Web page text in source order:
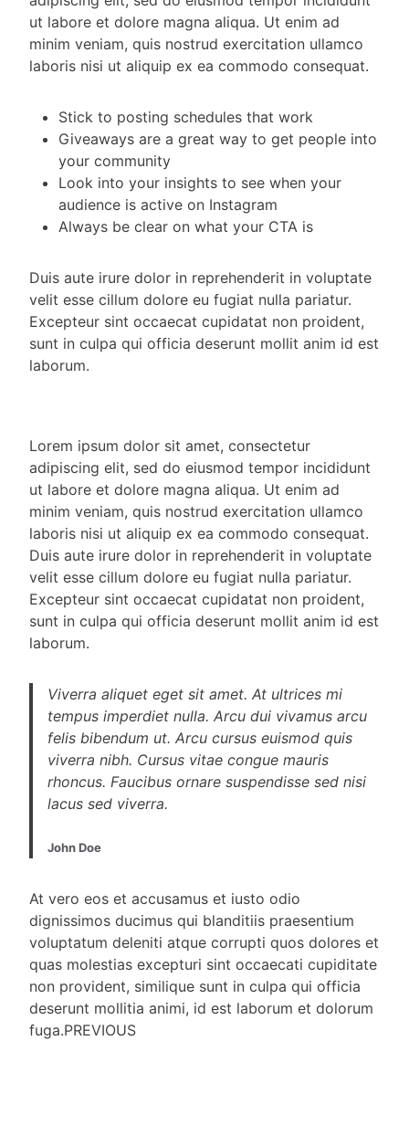
ut labore et dolore magna aliqua. Ut enim ad
minim veniam, quis nostrud exercitation ullamco
laboris nisi ut aliquip ex ea commodo consequat.
Stick to posting schedules that work
Giveaways are a great way to get people into
your community
Look into your insights to see when your
audience is active on Instagram
Always be clear on what your CTA is
Duis aute irure dolor in reprehenderit in voluptate
velit esse cillum dolore eu fugiat nulla pariatur.
Excepteur sint occaecat cupidatat non proident,
sunt in culpa qui officia deserunt mollit anim id est
laborum.
Lorem ipsum dolor sit amet, consectetur
adipiscing elit, sed do eiusmod tempor incididunt
ut labore et dolore magna aliqua. Ut enim ad
minim veniam, quis nostrud exercitation ullamco
laboris nisi ut aliquip ex ea commodo consequat.
Duis aute irure dolor in reprehenderit in voluptate
velit esse cillum dolore eu fugiat nulla pariatur.
Excepteur sint occaecat cupidatat non proident,
sunt in culpa qui officia deserunt mollit anim id est
laborum.
Viverra aliquet eget sit amet. At ultrices mi
tempus imperdiet nulla. Arcu dui vivamus arcu
felis bibendum ut. Arcu cursus euismod quis
viverra nibh. Cursus vitae congue mauris
rhoncus. Faucibus ornare suspendisse sed nisi
lacus sed viverra.
John Doe
At vero eos et accusamus et iusto odio
dignissimos ducimus qui blanditiis praesentium
voluptatum deleniti atque corrupti quos dolores et
quas molestias excepturi sint occaecati cupiditate
non provident, similique sunt in culpa qui officia
deserunt mollitia animi, id est laborum et dolorum
fuga.PREVIOUS